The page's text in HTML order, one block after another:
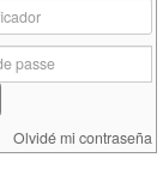
Olvidé mi contraseña